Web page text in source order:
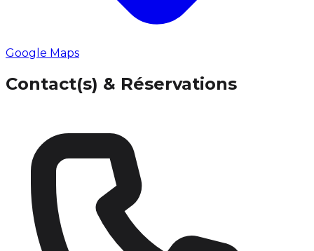
Google Maps
Contact(s) & Réservations